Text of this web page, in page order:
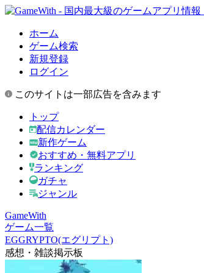
ホーム
ゲーム検索
新規登録
ログイン
このサイトは一部広告を含みます
トップ
配信カレンダー
新作ゲーム
おすすめ・無料アプリ
ランキング
ガチャ
ジャンル
GameWith
ゲーム一覧
EGGRYPTO(エグリプト)
感想・雑談掲示板